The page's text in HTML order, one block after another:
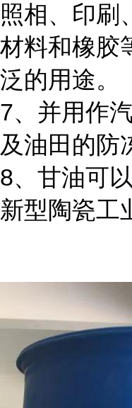
照相、印刷
材料和橡胶
泛的用途。
7、并用作
及油田的防
8、甘油可
新型陶瓷工